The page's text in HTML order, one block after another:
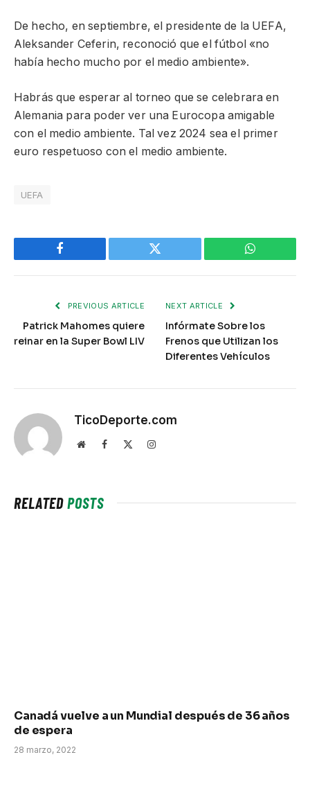
De hecho, en septiembre, el presidente de la UEFA,
Aleksander Ceferin, reconoció que el fútbol «no
había hecho mucho por el medio ambiente».
Habrás que esperar al torneo que se celebrara en
Alemania para poder ver una Eurocopa amigable
con el medio ambiente. Tal vez 2024 sea el primer
euro respetuoso con el medio ambiente.
UEFA
Facebook Twitter WhatsApp
PREVIOUS ARTICLE
Patrick Mahomes quiere
reinar en la Super Bowl LIV
NEXT ARTICLE
Infórmate Sobre los
Frenos que Utilizan los
Diferentes Vehículos
TicoDeporte.com
WebsiteFacebook Instagram
RELATEDPOSTS
Canadá vuelve a un Mundial después de 36 años
de espera
28 marzo, 2022